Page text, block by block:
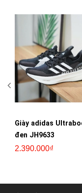
Giày adidas
đen JH9633
2.390.000₫